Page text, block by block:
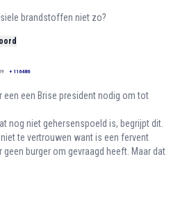
brandstoffen niet zo?
+ 116486
een een Brise president nodig om tot
nog niet gehersenspoeld is, begrijpt dit.
te vertrouwen want is een fervent
geen burger om gevraagd heeft. Maar dat